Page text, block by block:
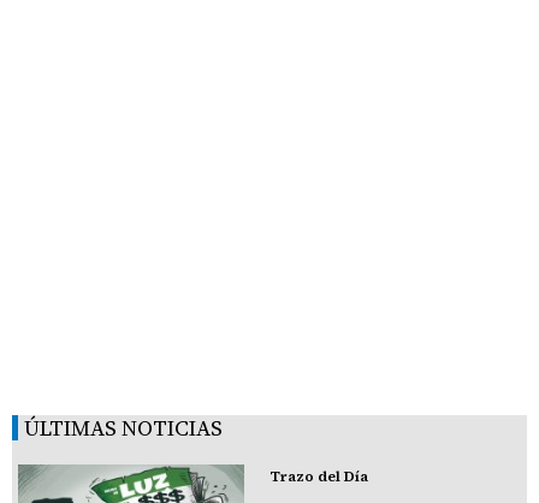
ÚLTIMAS NOTICIAS
Trazo del Día